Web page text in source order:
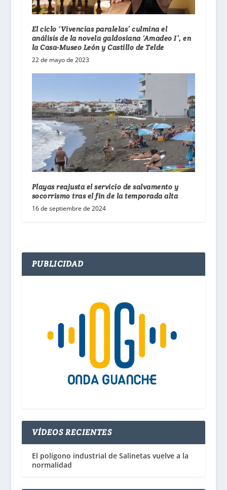
El ciclo ‘Vivencias paralelas’ culmina el
análisis de la novela galdosiana ‘Amadeo I’, en
la Casa-Museo León y Castillo de Telde
22 de mayo de 2023
Playas reajusta el servicio de salvamento y
socorrismo tras el fin de la temporada alta
16 de septiembre de 2024
PUBLICIDAD
VÍDEOS RECIENTES
El polígono industrial de Salinetas vuelve a la
normalidad